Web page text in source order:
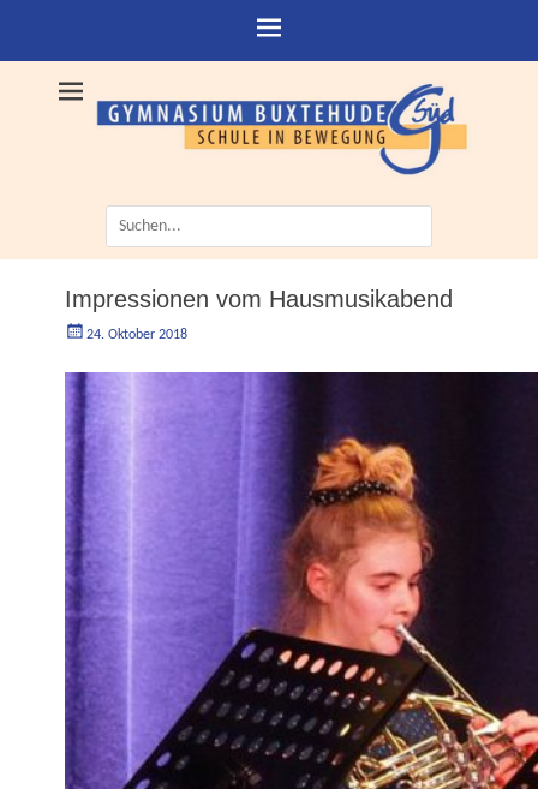
Suche
nach:
Impressionen vom Hausmusikabend
Geschrieben
24. Oktober 2018